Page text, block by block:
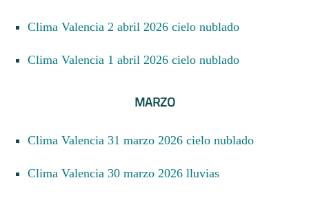
Clima Valencia 2 abril 2026 cielo nublado
Clima Valencia 1 abril 2026 cielo nublado
MARZO
Clima Valencia 31 marzo 2026 cielo nublado
Clima Valencia 30 marzo 2026 lluvias